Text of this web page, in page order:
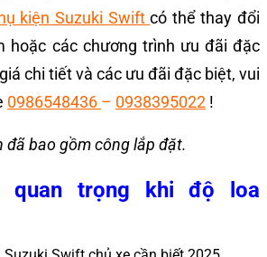
kiện Suzuki Swiftcó thể thay đổi
hoặc các chương trình ưu đãi đặc
chi tiết và các ưu đãi đặc biệt, vui
0986548436 – 0938395022 !
đã bao gồm công lắp đặt.
quan trọng khi độ loa